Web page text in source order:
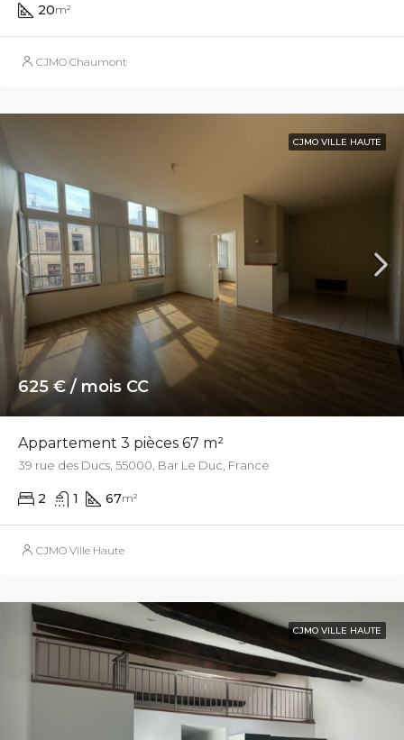
20m²
CJMO Chaumont
CJMO VILLE HAUTE
625 € / mois CC
Appartement 3 pièces 67 m²
39 rue des Ducs, 55000, Bar Le Duc, France
2 1 67m²
CJMO Ville Haute
CJMO VILLE HAUTE